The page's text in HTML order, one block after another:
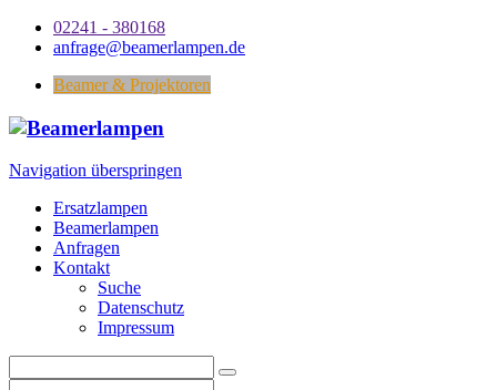
02241 - 380168
anfrage@beamerlampen.de
Beamer & Projektoren
Navigation überspringen
Ersatzlampen
Beamerlampen
Anfragen
Kontakt
Suche
Datenschutz
Impressum